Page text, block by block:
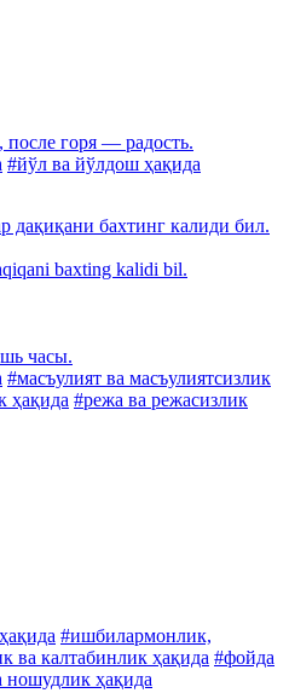
горя — радость.
#йўл ва йўлдош ҳақида
дақиқани бахтинг калиди бил.
baxting kalidi bil.
часы.
#масъулият ва масъулиятсизлик
ҳақида #режа ва режасизлик
#ишбилармонлик,
ва калтабинлик ҳақида #фойда
ношудлик ҳақида